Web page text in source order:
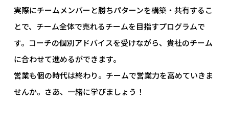
実際にチームメンバーと勝ちパターンを構築・共有するこ
とで、チーム全体で売れるチームを目指すプログラムで
す。コーチの個別アドバイスを受けながら、貴社のチーム
に合わせて進めるができます。
営業も個の時代は終わり。チームで営業力を高めていきま
せんか。さあ、一緒に学びましょう！